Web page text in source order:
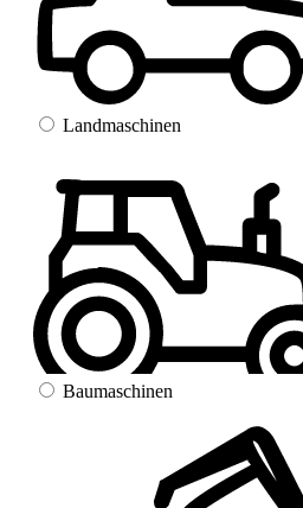
Landmaschinen
Baumaschinen